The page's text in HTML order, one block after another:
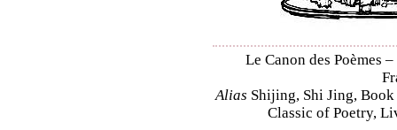
Le Canon des Poèmes
Alias Shijing, Shi Jing,
Classic of Poetry,